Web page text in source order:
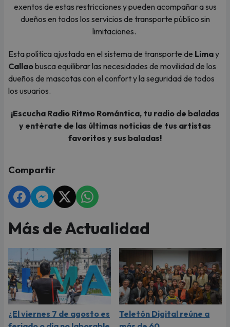
exentos de estas restricciones y pueden acompañar a sus
dueños en todos los servicios de transporte público sin
limitaciones.
Esta política ajustada en el sistema de transporte de Limay
Callaobusca equilibrar las necesidades de movilidad de los
dueños de mascotas con el confort y la seguridad de todos
los usuarios.
¡Escucha Radio Ritmo Romántica, tu radio de baladas
y entérate de las últimas noticias de tus artistas
favoritos y sus baladas!
Compartir
Más de Actualidad
¿El viernes 7 de agosto es
Teletón Digital reúne a